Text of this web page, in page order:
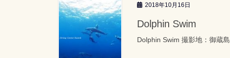
2018年10月16日
Dolphin Swim
Dolphin Swim 撮影地：御蔵島